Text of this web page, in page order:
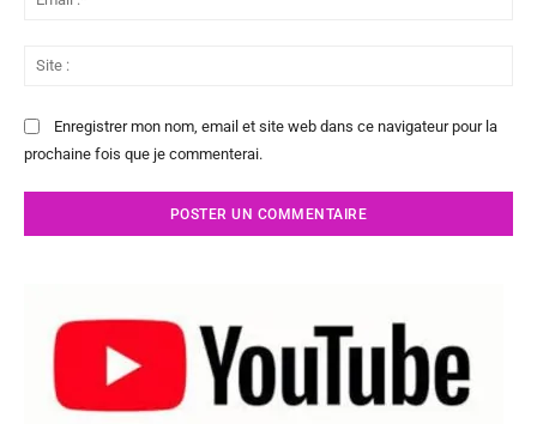
Enregistrer mon nom, email et site web dans ce navigateur pour la
prochaine fois que je commenterai.